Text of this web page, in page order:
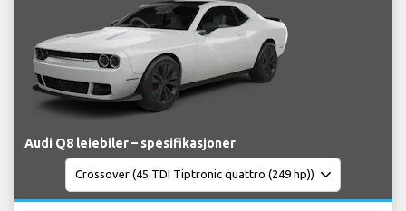
Audi Q8 leiebiler – spesifikasjoner